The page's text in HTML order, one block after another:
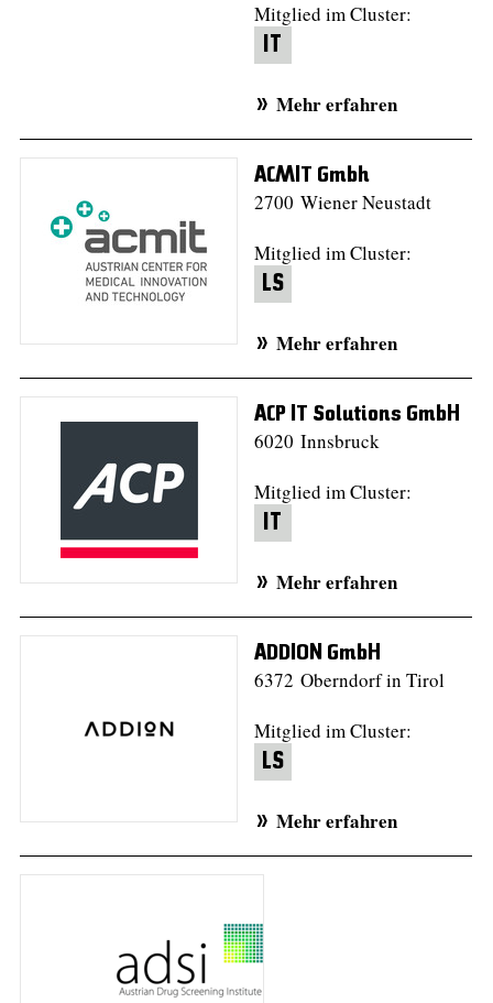
Mitglied im Cluster:
IT
Mehr erfahren
ACMIT Gmbh
2700 Wiener Neustadt
Mitglied im Cluster:
LS
Mehr erfahren
ACP IT Solutions GmbH
6020 Innsbruck
Mitglied im Cluster:
IT
Mehr erfahren
ADDION GmbH
6372 Oberndorf in Tirol
Mitglied im Cluster:
LS
Mehr erfahren